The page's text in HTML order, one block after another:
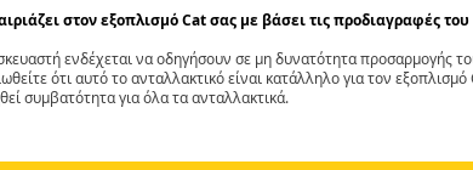
στον εξοπλισμό Cat σας με βάσει τις προδιαγραφές
ενδέχεται να οδηγήσουν σε μη δυνατότητα προσαρμογής
ότι αυτό το ανταλλακτικό είναι κατάλληλο για τον
συμβατότητα για όλα τα ανταλλακτικά.